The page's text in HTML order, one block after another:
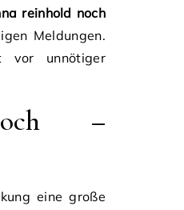
reinhold noch
Meldungen.
vor unnötiger
–
eine große